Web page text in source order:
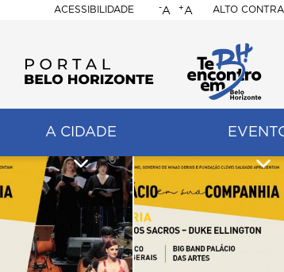
ACESSIBILIDADE
BELO
HORIZONTE
-A +A ALTO
A CIDADE